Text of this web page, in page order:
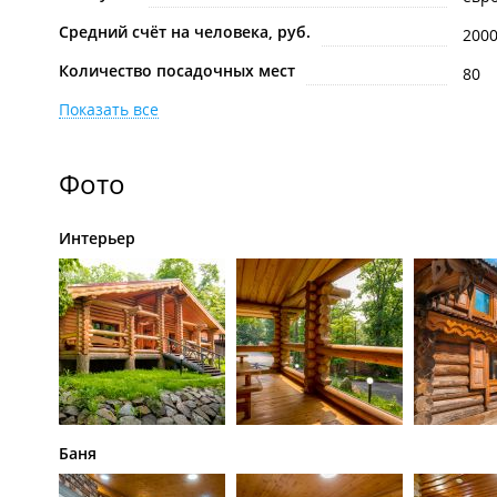
Средний счёт на человека, руб.
2000
Количество посадочных мест
80
Показать все
Фото
Интерьер
Баня